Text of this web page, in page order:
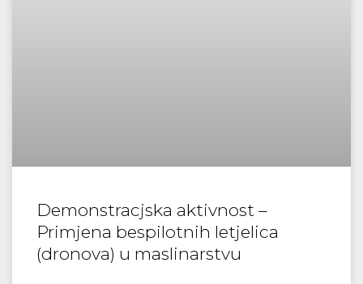
Demonstracjska aktivnost –
Primjena bespilotnih letjelica
(dronova) u maslinarstvu